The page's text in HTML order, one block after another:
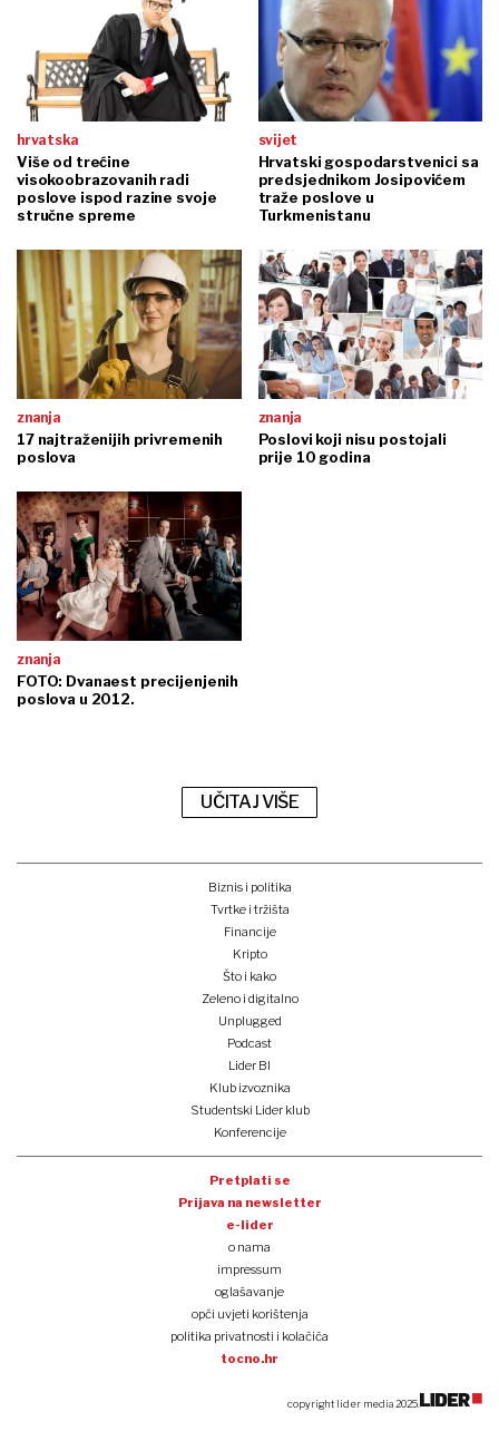
hrvatska
Više od trećine
visokoobrazovanih radi
poslove ispod razine svoje
stručne spreme
svijet
Hrvatski gospodarstvenici sa
predsjednikom Josipovićem
traže poslove u
Turkmenistanu
znanja
17 najtraženijih privremenih
poslova
znanja
Poslovi koji nisu postojali
prije 10 godina
znanja
FOTO: Dvanaest precijenjenih
poslova u 2012.
UČITAJ VIŠE
Biznis i politika
Tvrtke i tržišta
Financije
Kripto
Što i kako
Zeleno i digitalno
Unplugged
Podcast
Lider BI
Klub izvoznika
Studentski Lider klub
Konferencije
Pretplati se
Prijava na newsletter
e-lider
o nama
impressum
oglašavanje
opći uvjeti korištenja
politika privatnosti i kolačića
tocno.hr
copyright lider media 2025.